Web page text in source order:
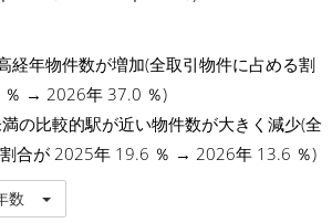
経年物件数が増加(全取引物件に占める割
％ → 2026年 37.0 ％)
の比較的駅が近い物件数が大きく減少(全
合が 2025年 19.6 ％ → 2026年 13.6 ％)
数